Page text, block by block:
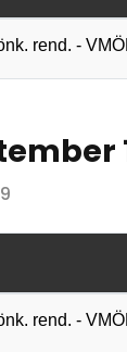
rend. -
rend. -